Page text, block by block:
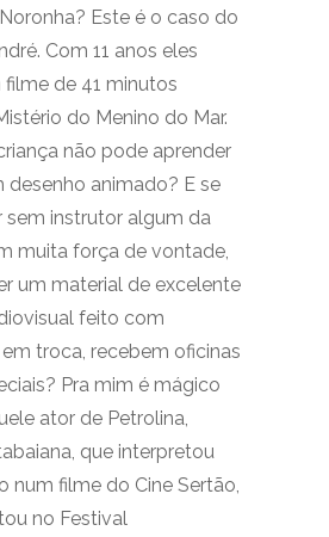
Este é o caso do
Com 11 anos eles
de 41 minutos
do Menino do Mar.
não pode aprender
desenho animado? E se
sem instrutor algum da
muita força de vontade,
um material de excelente
feito com
troca, recebem oficinas
Pra mim é mágico
ator de Petrolina,
que interpretou
num filme do Cine Sertão,
no Festival